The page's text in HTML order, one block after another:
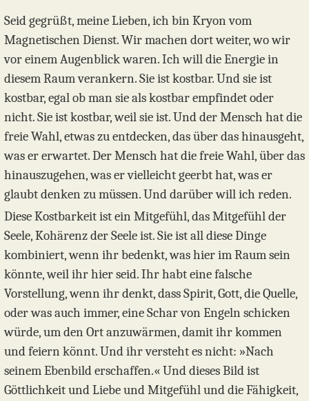
Seid gegrüßt, meine Lieben, ich bin Kryon vom
Magnetischen Dienst. Wir machen dort weiter, wo wir
vor einem Augenblick waren. Ich will die Energie in
diesem Raum verankern. Sie ist kostbar. Und sie ist
kostbar, egal ob man sie als kostbar empfindet oder
nicht. Sie ist kostbar, weil sie ist. Und der Mensch hat die
freie Wahl, etwas zu entdecken, das über das hinausgeht,
was er erwartet. Der Mensch hat die freie Wahl, über das
hinauszugehen, was er vielleicht geerbt hat, was er
glaubt denken zu müssen. Und darüber will ich reden.
Diese Kostbarkeit ist ein Mitgefühl, das Mitgefühl der
Seele, Kohärenz der Seele ist. Sie ist all diese Dinge
kombiniert, wenn ihr bedenkt, was hier im Raum sein
könnte, weil ihr hier seid. Ihr habt eine falsche
Vorstellung, wenn ihr denkt, dass Spirit, Gott, die Quelle,
oder was auch immer, eine Schar von Engeln schicken
würde, um den Ort anzuwärmen, damit ihr kommen
und feiern könnt. Und ihr versteht es nicht: »Nach
seinem Ebenbild erschaffen.« Und dieses Bild ist
Göttlichkeit und Liebe und Mitgefühl und die Fähigkeit,